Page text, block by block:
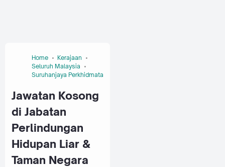
Home
Kerajaan
Seluruh Malaysia
Suruhanjaya Perkhidmatan Awam Malaysia (SPA)
Jawatan Kosong
di Jabatan
Perlindungan
Hidupan Liar &
Taman Negara